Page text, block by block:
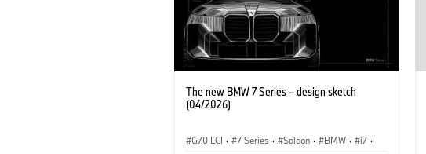
The new BMW 7 Series – design sketch
(04/2026)
G70 LCI · 7 Series · Saloon · BMW · i7 ·